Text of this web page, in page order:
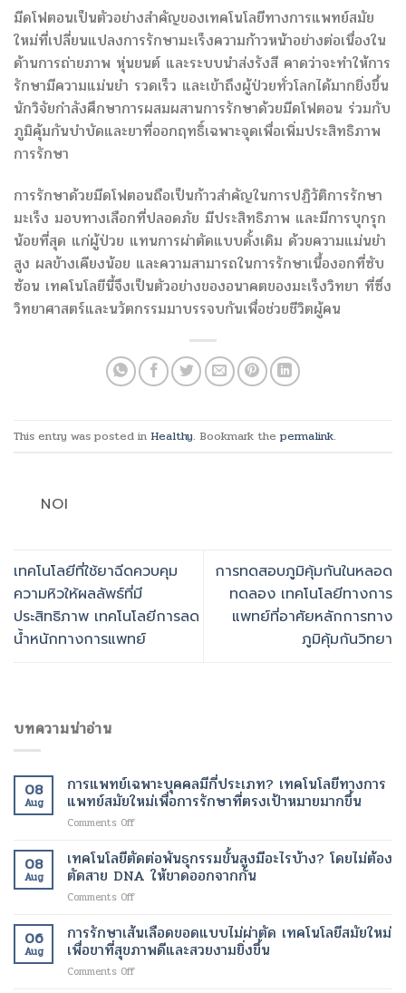
มีดโฟตอนเป็นตัวอย่างสำคัญของเทคโนโลยีทางการแพทย์สมัย
ใหม่ที่เปลี่ยนแปลงการรักษามะเร็งความก้าวหน้าอย่างต่อเนื่องใน
ด้านการถ่ายภาพ หุ่นยนต์ และระบบนำส่งรังสี คาดว่าจะทำให้การ
รักษามีความแม่นยำ รวดเร็ว และเข้าถึงผู้ป่วยทั่วโลกได้มากยิ่งขึ้น
นักวิจัยกำลังศึกษาการผสมผสานการรักษาด้วยมีดโฟตอน ร่วมกับ
ภูมิคุ้มกันบำบัดและยาที่ออกฤทธิ์เฉพาะจุดเพื่อเพิ่มประสิทธิภาพ
การรักษา
การรักษาด้วยมีดโฟตอนถือเป็นก้าวสำคัญในการปฏิวัติการรักษา
มะเร็ง มอบทางเลือกที่ปลอดภัย มีประสิทธิภาพ และมีการบุกรุก
น้อยที่สุด แก่ผู้ป่วย แทนการผ่าตัดแบบดั้งเดิม ด้วยความแม่นยำ
สูง ผลข้างเคียงน้อย และความสามารถในการรักษาเนื้องอกที่ซับ
ซ้อน เทคโนโลยีนี้จึงเป็นตัวอย่างของอนาคตของมะเร็งวิทยา ที่ซึ่ง
วิทยาศาสตร์และนวัตกรรมมาบรรจบกันเพื่อช่วยชีวิตผู้คน
This entry was posted in Healthy. Bookmark the permalink.
NOI
เทคโนโลยีที่ใช้ยาฉีดควบคุม
ความหิวให้ผลลัพธ์ที่มี
ประสิทธิภาพ เทคโนโลยีการลด
น้ำหนักทางการแพทย์
การทดสอบภูมิคุ้มกันในหลอด
ทดลอง เทคโนโลยีทางการ
แพทย์ที่อาศัยหลักการทาง
ภูมิคุ้มกันวิทยา
บทความน่าอ่าน
08
Aug
การแพทย์เฉพาะบุคคลมีกี่ประเภท? เทคโนโลยีทางการ
แพทย์สมัยใหม่เพื่อการรักษาที่ตรงเป้าหมายมากขึ้น
Comments Offon
แพทย์
เฉพาะ
บุคคล
มี
ประเภท?
เทคโนโลยี
08
Aug
เทคโนโลยีตัดต่อพันธุกรรมขั้นสูงมีอะไรบ้าง? โดยไม่ต้อง
ตัดสาย DNA ให้ขาดออกจากกัน
Comments Offon
ตัด
ต่อ
พันธุกรรม
ขั้น
06
Aug
การรักษาเส้นเลือดขอดแบบไม่ผ่าตัด เทคโนโลยีสมัยใหม่
เพื่อขาที่สุขภาพดีและสวยงามยิ่งขึ้น
Comments Offon